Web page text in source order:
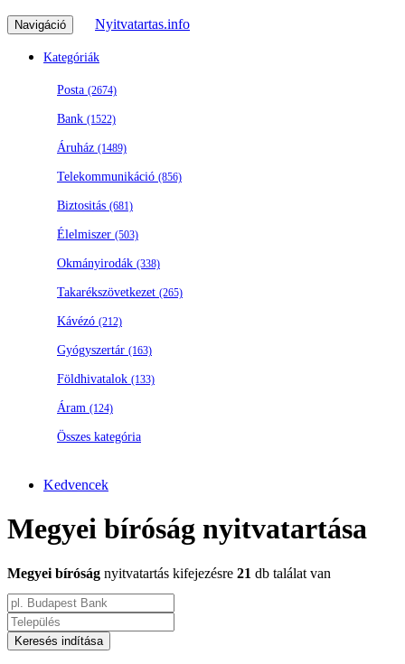
Navigáció Nyitvatartas.info
Kategóriák
Posta (2674)
Bank (1522)
Áruház (1489)
Telekommunikáció (856)
Biztositás (681)
Élelmiszer (503)
Okmányirodák (338)
Takarékszövetkezet (265)
Kávézó (212)
Gyógyszertár (163)
Földhivatalok (133)
Áram (124)
Összes kategória
Kedvencek
Megyei bíróság nyitvatartása
Megyei bíróság nyitvatartás kifejezésre 21 db találat van
Keresés indítása